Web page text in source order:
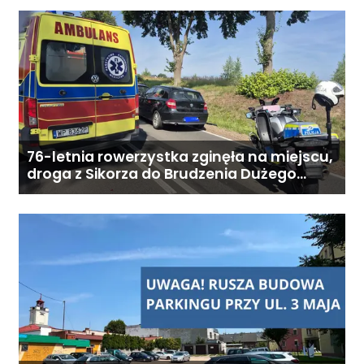
284 828 Poniedziałek–piątek,
9:00–18:00
76-letnia rowerzystka zginęła na miejscu,
droga z Sikorza do Brudzenia Dużego
zablokowana